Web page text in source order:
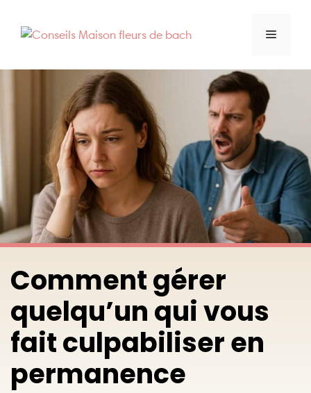
contenu
Menu
Comment gérer
quelqu’un qui vous
fait culpabiliser en
permanence